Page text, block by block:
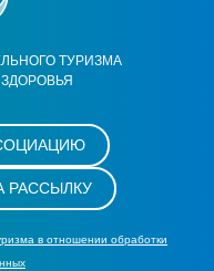
ТУРИЗМА
РАССЫЛКУ
в отношении обработки